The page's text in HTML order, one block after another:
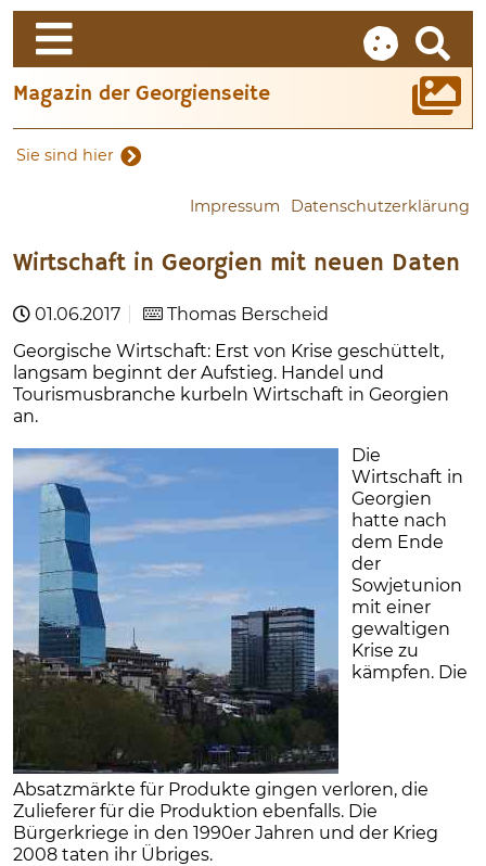
Magazin der Georgienseite
Sie sind hier
Impressum Datenschutzerklärung
Wirtschaft in Georgien mit neuen Daten
01.06.2017
Thomas Berscheid
Georgische Wirtschaft: Erst von Krise geschüttelt,
langsam beginnt der Aufstieg. Handel und
Tourismusbranche kurbeln Wirtschaft in Georgien
an.
Die
Wirtschaft in
Georgien
hatte nach
dem Ende
der
Sowjetunion
mit einer
gewaltigen
Krise zu
kämpfen. Die
Absatzmärkte für Produkte gingen verloren, die
Zulieferer für die Produktion ebenfalls. Die
Bürgerkriege in den 1990er Jahren und der Krieg
2008 taten ihr Übriges.